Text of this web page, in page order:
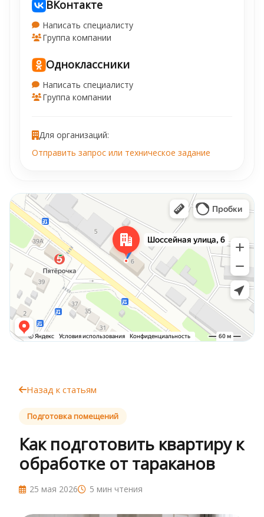
ВКонтакте
Написать специалисту
Группа компании
Одноклассники
Написать специалисту
Группа компании
Для организаций:
Отправить запрос или техническое задание
Назад к статьям
Подготовка помещений
Как подготовить квартиру к
обработке от тараканов
25 мая 2026 5 мин чтения